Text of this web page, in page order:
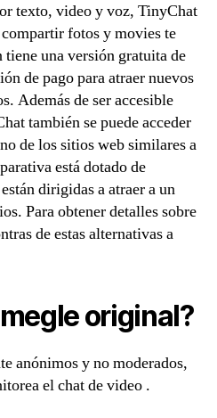
texto, video y voz, TinyChat
fotos y movies te
una versión gratuita de
de pago para atraer nuevos
Además de ser accesible
también se puede acceder
de los sitios web similares a
está dotado de
dirigidas a atraer a un
Para obtener detalles sobre
de estas alternativas a
original?
anónimos y no moderados,
el chat de video .